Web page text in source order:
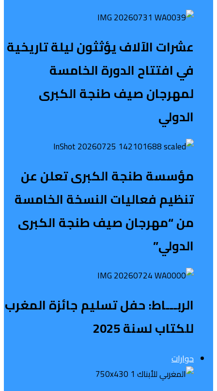
عشرات الآلاف يؤثثون ليلة تاريخية
في افتتاح الدورة الخامسة
لمهرجان صيف طنجة الكبرى
الدولي
مؤسسة طنجة الكبرى تعلن عن
تنظيم فعاليات النسخة الخامسة
من “مهرجان صيف طنجة الكبرى
الدولي”
الربـــاط: حفل تسليم جائزة المغرب
للكتاب لسنة 2025
حوارات